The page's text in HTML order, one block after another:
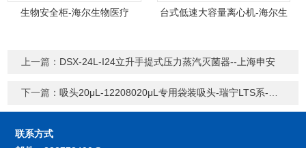
生物安全柜-海尔生物医疗
台式低速大容量离心机-海尔生
上一篇： DSX-24L-I24立升手提式压力蒸汽灭菌器--上海申安
下一篇：吸头20μL-12208020μL专用袋装吸头-瑞宁LTS系-海尔生物耗材
联系方式